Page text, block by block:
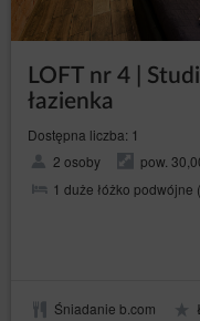
LOFT nr 4 |
łazienka
Dostępna liczba: 1
2 osoby
pow.
1 duże łóżko podwójne
Śniadanie b.com